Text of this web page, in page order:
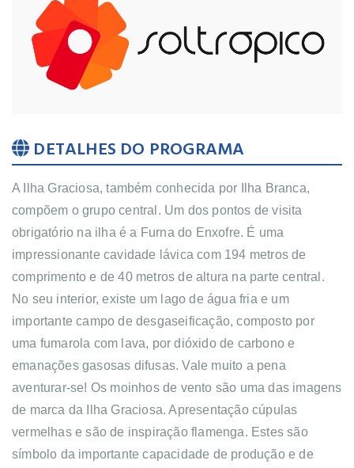
DETALHES DO PROGRAMA
A Ilha Graciosa, também conhecida por Ilha Branca,
compõem o grupo central. Um dos pontos de visita
obrigatório na ilha é a Furna do Enxofre. É uma
impressionante cavidade lávica com 194 metros de
comprimento e de 40 metros de altura na parte central.
No seu interior, existe um lago de água fria e um
importante campo de desgaseificação, composto por
uma fumarola com lava, por dióxido de carbono e
emanações gasosas difusas. Vale muito a pena
aventurar-se! Os moinhos de vento são uma das imagens
de marca da Ilha Graciosa. Apresentação cúpulas
vermelhas e são de inspiração flamenga. Estes são
símbolo da importante capacidade de produção e de